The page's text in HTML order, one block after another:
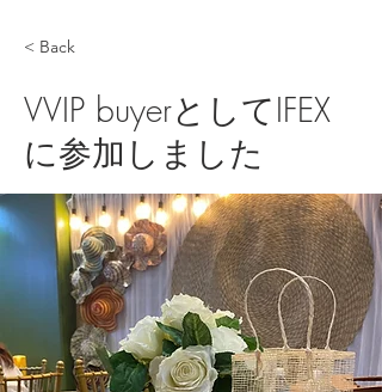
< Back
VVIP buyerとしてIFEX
に参加しました